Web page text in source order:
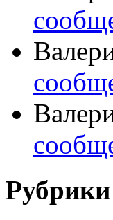
Рубрики